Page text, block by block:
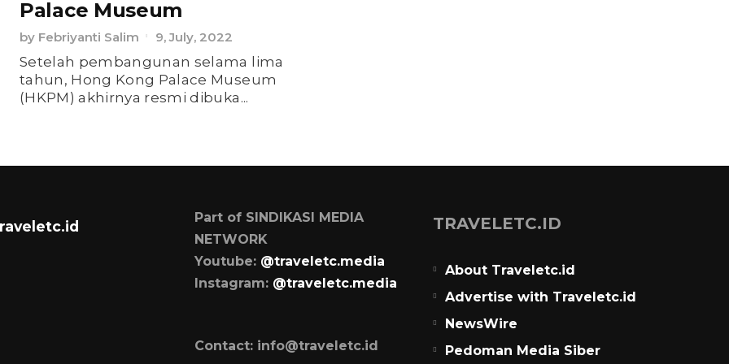
Palace Museum
by Febriyanti Salim 9, July, 2022
Setelah pembangunan selama lima
tahun, Hong Kong Palace Museum
(HKPM) akhirnya resmi dibuka...
Part of SINDIKASI MEDIA
NETWORK
Youtube: @traveletc.media
Instagram: @traveletc.media
Contact: info@traveletc.id
TRAVELETC.ID
About Traveletc.id
Advertise with Traveletc.id
NewsWire
Pedoman Media Siber